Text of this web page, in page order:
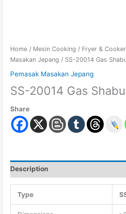
Home / Mesin Cooking / Fryer &
Masakan Jepang / SS-20014 Gas
Pemasak Masakan Jepang
SS-20014 Gas
Share
Description
Type